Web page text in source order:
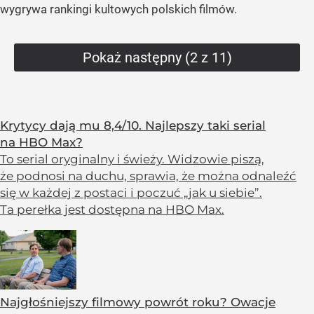
wygrywa rankingi kultowych polskich filmów.
Pokaż następny (2 z 11)
Krytycy dają mu 8,4/10. Najlepszy taki serial
na HBO Max?
To serial oryginalny i świeży. Widzowie piszą,
że podnosi na duchu, sprawia, że można odnaleźć
się w każdej z postaci i poczuć „jak u siebie”.
Ta perełka jest dostępna na HBO Max.
Najgłośniejszy filmowy powrót roku? Owacje